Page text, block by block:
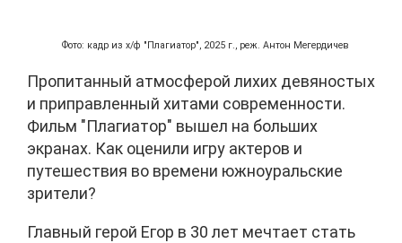
Фото: кадр из х/ф "Плагиатор", 2025 г., реж. Антон Мегердичев
Пропитанный атмосферой лихих девяностых
и приправленный хитами современности.
Фильм "Плагиатор" вышел на больших
экранах. Как оценили игру актеров и
путешествия во времени южноуральские
зрители?
Главный герой Егор в 30 лет мечтает стать